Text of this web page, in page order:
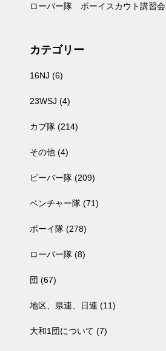
ローバー隊 ボーイスカウト講習会
カテゴリー
16NJ (6)
23WSJ (4)
カブ隊 (214)
その他 (4)
ビーバー隊 (209)
ベンチャー隊 (71)
ボーイ隊 (278)
ローバー隊 (8)
団 (67)
地区、県連、日連 (11)
大和1団について (7)